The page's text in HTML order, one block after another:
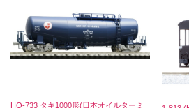
HO-733 タキ1000形(日本オイルターミ